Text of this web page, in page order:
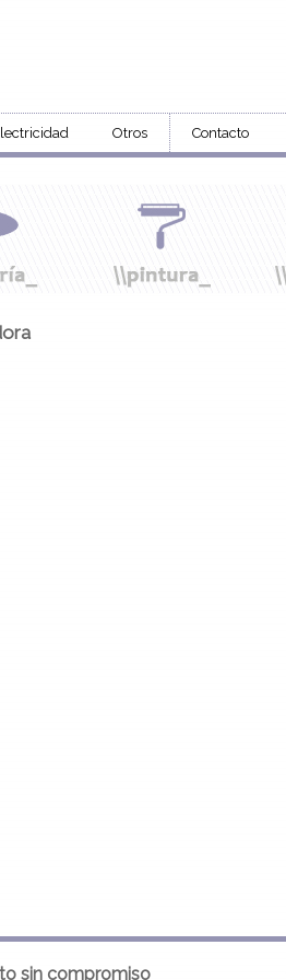
Otros Contacto
sin compromiso